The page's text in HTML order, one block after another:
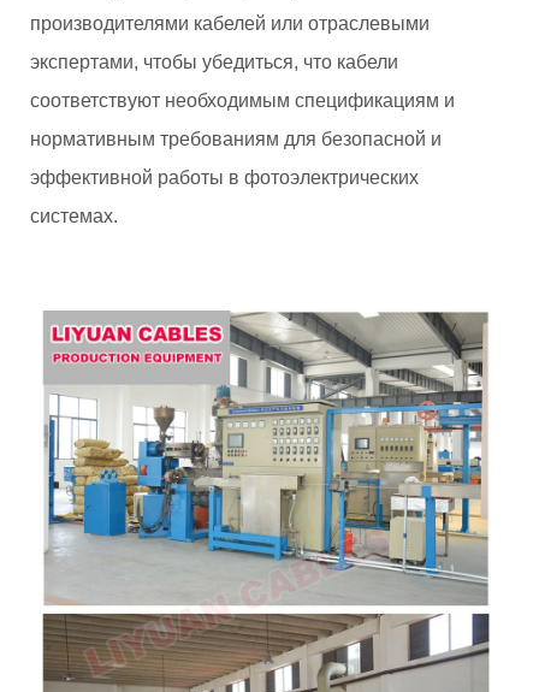
производителями кабелей или отраслевыми
экспертами, чтобы убедиться, что кабели
соответствуют необходимым спецификациям и
нормативным требованиям для безопасной и
эффективной работы в фотоэлектрических
системах.